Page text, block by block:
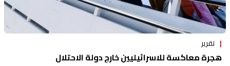
تقرير
هجرة معاكسة للاسرائيليين خارج دولة الاحتلال